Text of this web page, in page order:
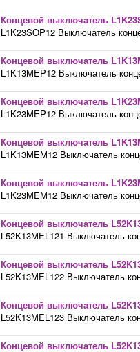
Концевой выключатель
L1K23SOP12 Выключатель
Концевой выключатель
L1K13MEP12 Выключатель
Концевой выключатель
L1K23MEP12 Выключатель
Концевой выключатель
L1K13MEM12 Выключатель
Концевой выключатель
L1K23MEM12 Выключатель
Концевой выключатель
L52K13MEL121 Выключатель
Концевой выключатель
L52K13MEL122 Выключатель
Концевой выключатель
L52K13MEL123 Выключатель
Концевой выключатель